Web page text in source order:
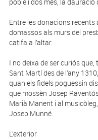
Entre les donacions
domassos als murs del
catifa a l’altar.
I no deixa de ser curiós
Sant Martí des de l’any
quan els fidels poguessin
que mossèn Josep
Marià Manent i al
Josep Munné.
L’exterior